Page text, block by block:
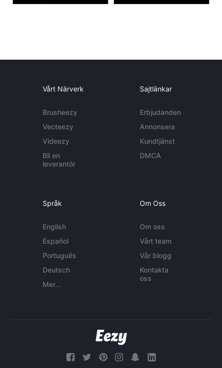
Vårt Närverk
Brusheezy
Vecteezy
Videezy
Bli en
leverantör
Sajtlänkar
Erbjudanden
Annonsera
Kundtjänst
DMCA
Språk
English
Español
Português
Deutsch
Mer...
Om Oss
Om oss
Vårt team
Vår blogg
Kontakta
oss